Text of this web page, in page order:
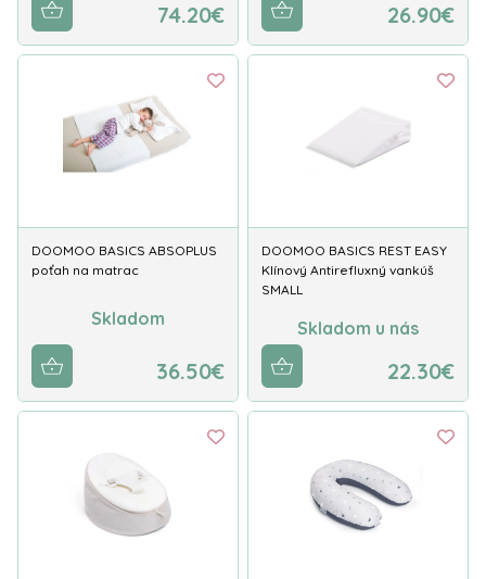
74.20€ 26.90€
DOOMOO BASICS ABSOPLUS
poťah na matrac
Skladom
36.50€
DOOMOO BASICS REST EASY
Klínový Antirefluxný vankúš
SMALL
Skladom u nás
22.30€